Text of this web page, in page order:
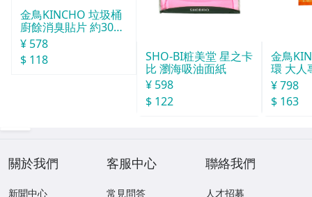
金鳥KINCHO 垃圾桶
廚餘消臭貼片 約30天
分
¥ 578
$ 118
SHO-BI粧美堂 星之卡
比 瀏海吸油面紙
¥ 598
$ 122
金鳥
環 大人
¥ 798
$ 163
關於我們
新聞中心
客服中心
常見問答
聯絡我們
人才招募